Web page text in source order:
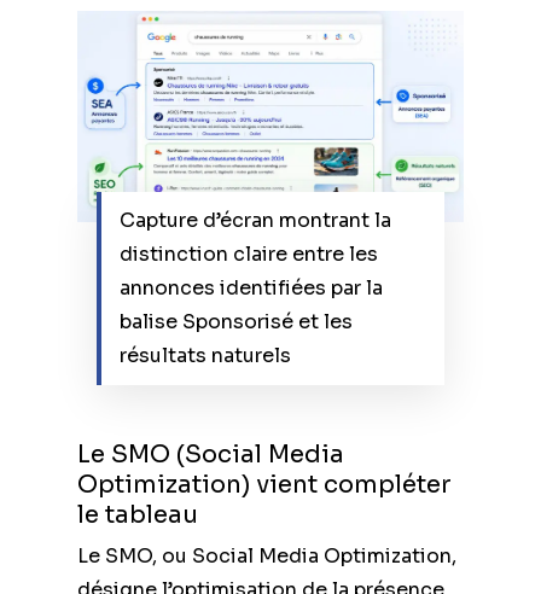
Capture d’écran montrant la
distinction claire entre les
annonces identifiées par la
balise Sponsorisé et les
résultats naturels
Le SMO (Social Media
Optimization) vient compléter
le tableau
Le SMO, ou Social Media Optimization,